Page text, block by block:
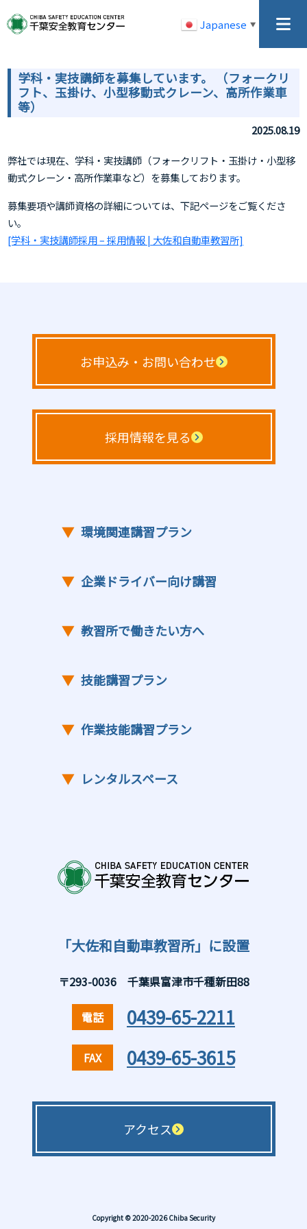
Japanese ▼
学科・実技講師を募集しています。 （フォークリ
フト、玉掛け、小型移動式クレーン、高所作業車
等）
2025.08.19
弊社では現在、学科・実技講師（フォークリフト・玉掛け・小型移
動式クレーン・高所作業車など）を募集しております。
募集要項や講師資格の詳細については、下記ページをご覧くださ
い。
[学科・実技講師採用 – 採用情報 | 大佐和自動車教習所]
お申込み・お問い合わせ
採用情報を見る
▼ 環境関連講習プラン
▼ 企業ドライバー向け講習
▼ 教習所で働きたい方へ
▼ 技能講習プラン
▼ 作業技能講習プラン
▼ レンタルスペース
「大佐和自動車教習所」に設置
〒293-0036 千葉県富津市千種新田88
電話 0439-65-2211
FAX 0439-65-3615
アクセス
Copyright © 2020-2026 Chiba Security